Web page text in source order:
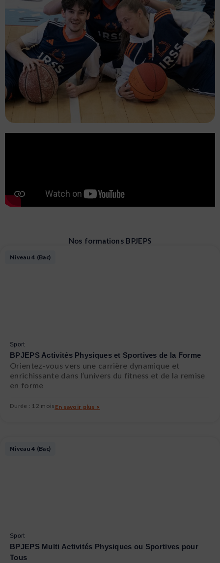
l’animation sociale et sportive. Ce diplôme offre
une multitude d’opportunités professionnelles,
Nos formations BPJEPS
Niveau 4 (Bac)
Sport
BPJEPS Activités Physiques et Sportives de la Forme
Orientez-vous vers une carrière dynamique et
enrichissante dans l’univers du fitness et de la remise
en forme
Durée : 12 mois En savoir plus >
Niveau 4 (Bac)
Sport
BPJEPS Multi Activités Physiques ou Sportives pour
Tous